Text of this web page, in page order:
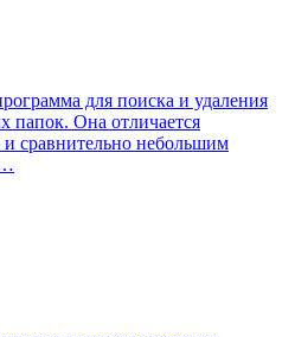
для поиска и удаления
папок. Она отличается
и сравнительно небольшим
…